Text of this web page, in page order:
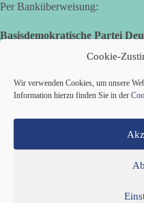
Cookie-
Wir verwenden Cookies, um unsere
Information hierzu finden Sie in der
absurd wird.
🤝 Jetzt Mitglied werden:
#dieBasis #Meme #Plandemie
Per Banküberweisung:
Basisdemokratische Partei
IBAN: DE16 6539 0120 0434
BIC: GENODES1EBI